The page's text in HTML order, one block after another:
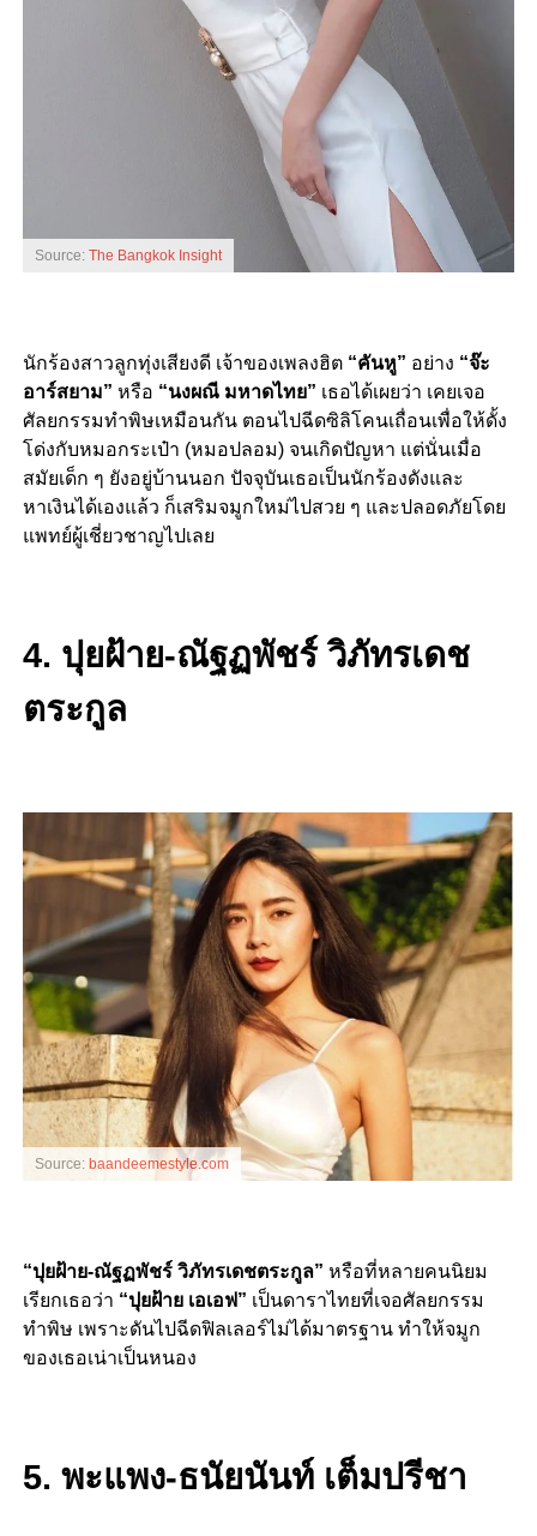
Source: The Bangkok Insight
นักร้องสาวลูกทุ่งเสียงดี เจ้าของเพลงฮิต “คันหู” อย่าง “จ๊ะ
อาร์สยาม” หรือ “นงผณี มหาดไทย” เธอได้เผยว่า เคยเจอ
ศัลยกรรมทำพิษเหมือนกัน ตอนไปฉีดซิลิโคนเถื่อนเพื่อให้ดั้ง
โด่งกับหมอกระเป๋า (หมอปลอม) จนเกิดปัญหา แต่นั่นเมื่อ
สมัยเด็ก ๆ ยังอยู่บ้านนอก ปัจจุบันเธอเป็นนักร้องดังและ
หาเงินได้เองแล้ว ก็เสริมจมูกใหม่ไปสวย ๆ และปลอดภัยโดย
แพทย์ผู้เชี่ยวชาญไปเลย
4. ปุยฝ้าย-ณัฐฏพัชร์ วิภัทรเดช
ตระกูล
Source: baandeemestyle.com
“ปุยฝ้าย-ณัฐฏพัชร์ วิภัทรเดชตระกูล” หรือที่หลายคนนิยม
เรียกเธอว่า “ปุยฝ้าย เอเอฟ” เป็นดาราไทยที่เจอศัลยกรรม
ทำพิษ เพราะดันไปฉีดฟิลเลอร์ไม่ได้มาตรฐาน ทำให้จมูก
ของเธอเน่าเป็นหนอง
5. พะแพง-ธนัยนันท์ เต็มปรีชา